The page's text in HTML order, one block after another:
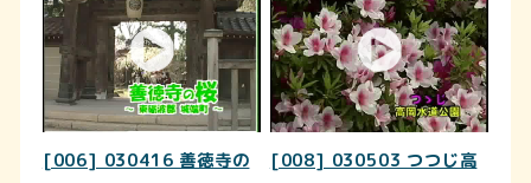
[006] 030416 善徳寺の
[008] 030503 つつじ高